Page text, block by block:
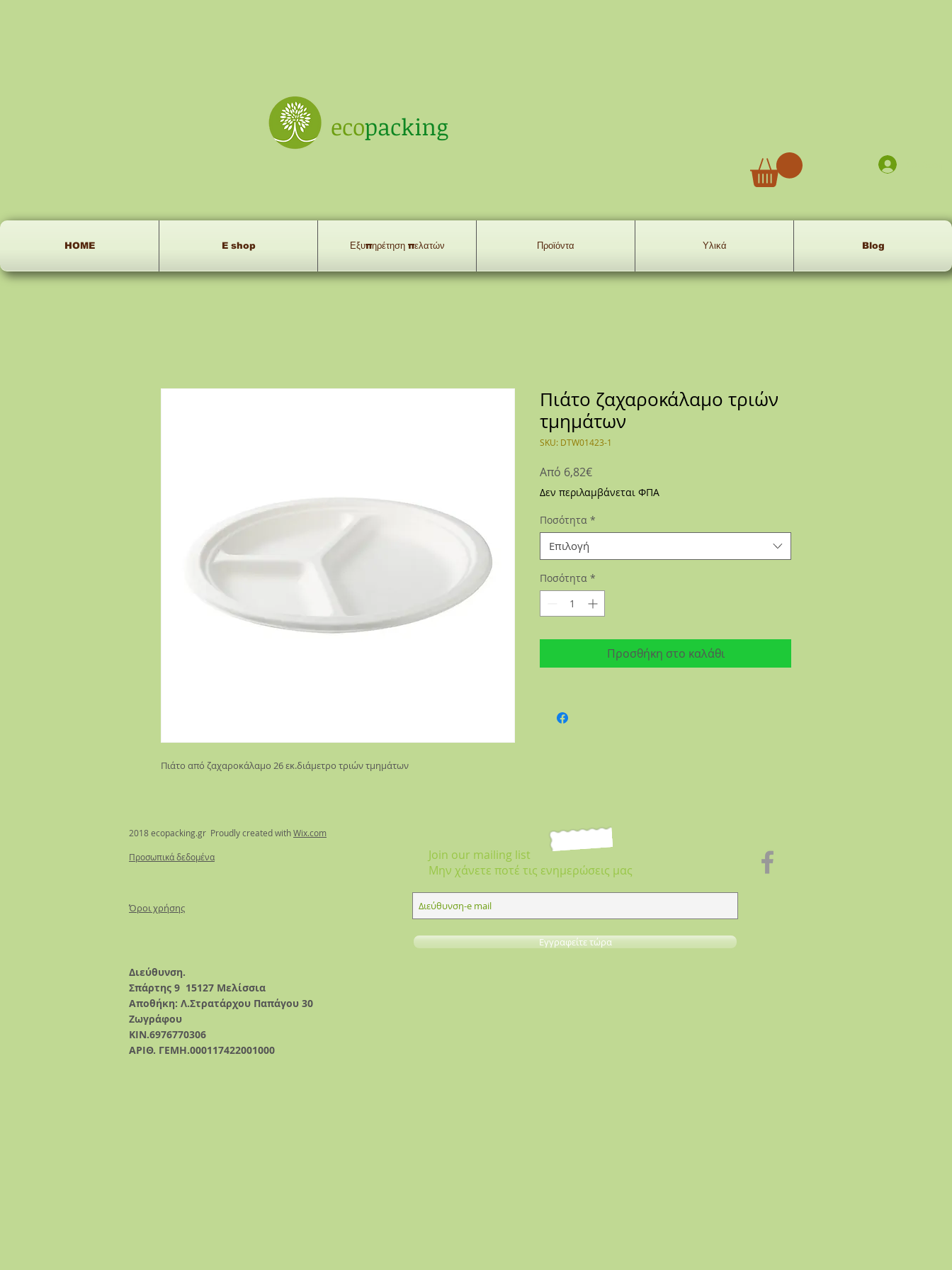
ecopacking
HOME E shop Εξυπηρέτηση πελατών Προϊόντα Υλικά Blog
Πιάτο από ζαχαροκάλαμο 26 εκ.διάμετρο τριών τμημάτων
Πιάτο ζαχαροκάλαμο τριών
τμημάτων
SKU: DTW01423-1
Από 6,82€Τιμή
Έκπτωσης
Δεν περιλαμβάνεται ΦΠΑ
Ποσότητα *
Επιλογή
Ποσότητα *
Προσθήκη στο καλάθι
2018 ecopacking.gr Proudly created withWix.com
Join our mailing list
Μην χάνετε ποτέ τις ενημερώσεις μας
Εγγραφείτε τώρα
Προσωπικά δεδομένα
Όροι χρήσης
Διεύθυνση.
Σπάρτης 9 15127 Μελίσσια
Αποθήκη: Λ.Στρατάρχου Παπάγου 30
Ζωγράφου
ΚΙΝ.6976770306
ΑΡΙΘ. ΓΕΜΗ.000117422001000